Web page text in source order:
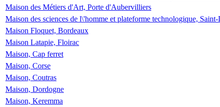
Maison des Métiers d'Art, Porte d'Aubervilliers
Maison des sciences de l\'homme et plateforme technologique,
Maison Floquet, Bordeaux
Maison Latapie, Floirac
Maison, Cap ferret
Maison, Corse
Maison, Coutras
Maison, Dordogne
Maison, Keremma